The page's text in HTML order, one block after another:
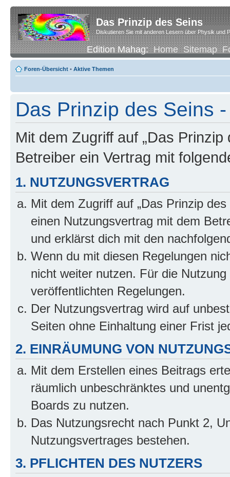
Das Prinzip des Seins
Diskutieren Sie mit anderen Lesern über Physik und
Edition Mahag:Home Sitemap
Foren-Übersicht • Aktive Themen
Das Prinzip des Seins
Mit dem Zugriff auf „Das
Betreiber ein Vertrag mit
1. NUTZUNGSVERTRAG
Mit dem Zugriff auf „Das Prinzip
einen Nutzungsvertrag mit dem
und erklärst dich mit den
Wenn du mit diesen Regelungen
nicht weiter nutzen. Für die
veröffentlichten Regelungen.
Der Nutzungsvertrag wird auf
Seiten ohne Einhaltung einer Frist
2. EINRÄUMUNG VON
Mit dem Erstellen eines Beitrags
räumlich unbeschränktes und
Boards zu nutzen.
Das Nutzungsrecht nach Punkt 2,
Nutzungsvertrages bestehen.
3. PFLICHTEN DES NUTZERS